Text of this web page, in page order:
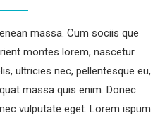
massa. Cum sociis que
montes lorem, nascetur
ultricies nec, pellentesque eu,
massa quis enim. Donec
vulputate eget. Lorem ispum